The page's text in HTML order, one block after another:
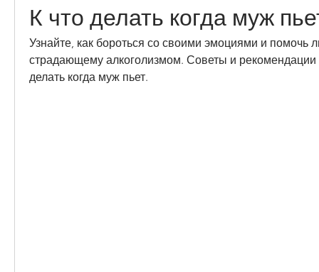
К что делать когда муж
Узнайте, как бороться со своими эмоциями и помочь
страдающему алкоголизмом. Советы и рекомендации
делать когда муж пьет.